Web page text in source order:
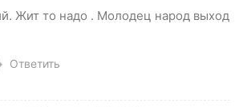
Жит то надо . Молодец народ выход
Ответить